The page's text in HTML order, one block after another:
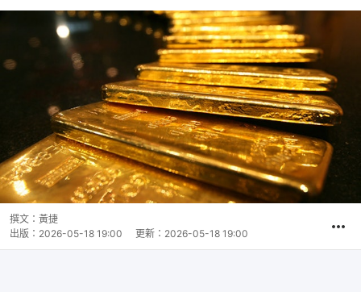
撰文： 黃捷
出版： 2026-05-18 19:00 更新： 2026-05-18 19:00